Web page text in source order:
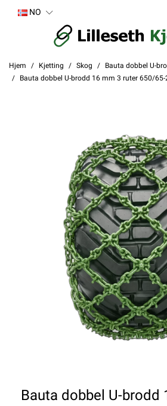
NO
Hjem Kjetting Skog
Bauta dobbel U-
Bauta dobbel U-brodd 16 mm 3 ruter 650/65-
Bauta dobbel U-brodd